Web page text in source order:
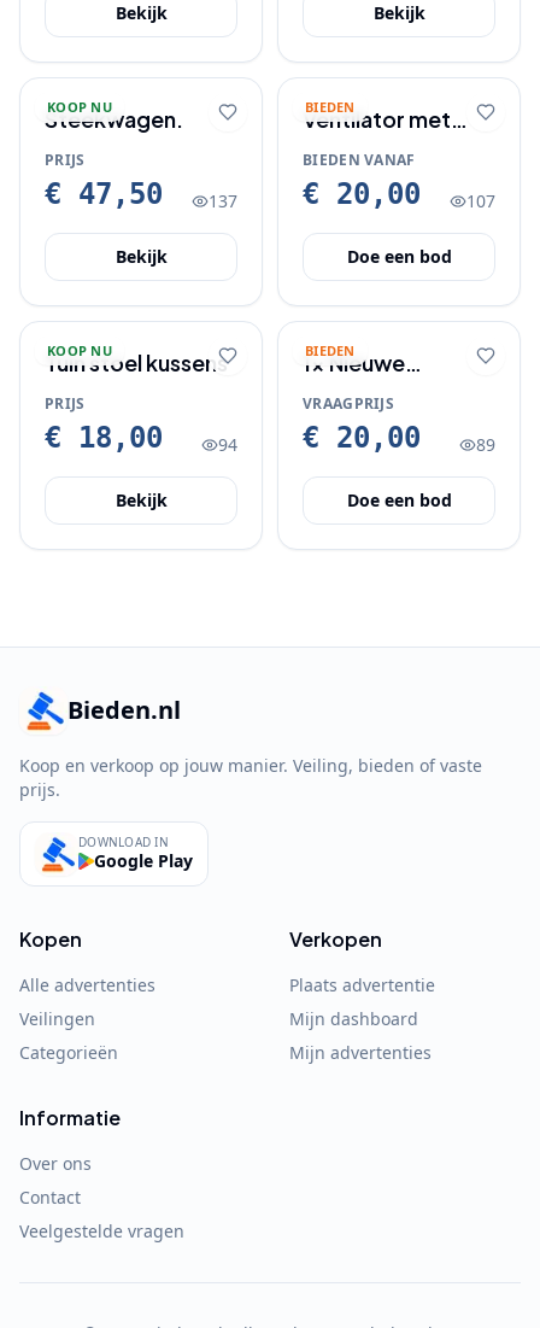
Bekijk Bekijk
KOOP NU
Steekwagen.
PRIJS
€ 47,50 137
Bekijk
BIEDEN
Ventilator met
verlicting
BIEDEN VANAF
€ 20,00 107
Doe een bod
KOOP NU
Tuin stoel kussens
PRIJS
€ 18,00 94
Bekijk
BIEDEN
1x Nieuwe
hanglamp met
toebehoren
VRAAGPRIJS
€ 20,00 89
Doe een bod
Bieden.nl
Koop en verkoop op jouw manier. Veiling, bieden of vaste
prijs.
DOWNLOAD IN
Google Play
Kopen
Alle advertenties
Veilingen
Categorieën
Verkopen
Plaats advertentie
Mijn dashboard
Mijn advertenties
Informatie
Over ons
Contact
Veelgestelde vragen